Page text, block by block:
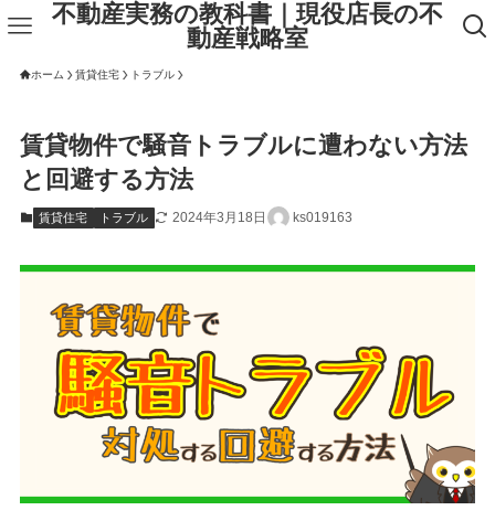
不動産実務の教科書｜現役店長の不
動産戦略室
ホーム 賃貸住宅 トラブル
賃貸物件で騒音トラブルに遭わない方法
と回避する方法
賃貸住宅 トラブル 2024年3月18日 ks019163